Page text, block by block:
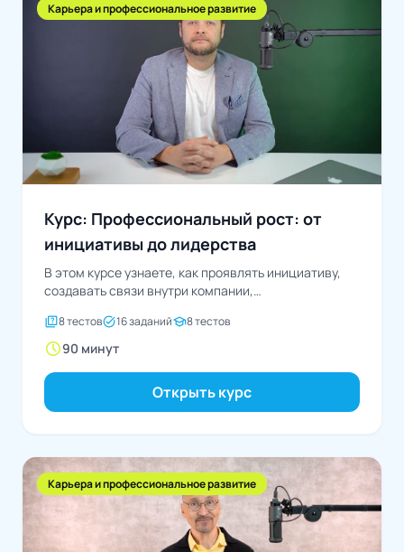
Карьера и профессиональное развитие
Курс: Профессиональный рост: от
инициативы до лидерства
В этом курсе узнаете, как проявлять инициативу,
создавать связи внутри компании,
quiz8 тестовtask_alt16 заданийschool8 тестов
schedule90 минут
Открыть курс
Карьера и профессиональное развитие